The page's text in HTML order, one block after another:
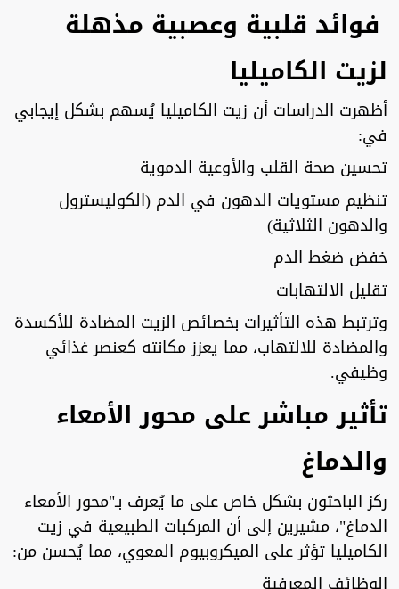
فوائد قلبية وعصبية مذهلة
لزيت الكاميليا
أظهرت الدراسات أن زيت الكاميليا يُسهم بشكل إيجابي
في:
تحسين صحة القلب والأوعية الدموية
تنظيم مستويات الدهون في الدم (الكوليسترول
والدهون الثلاثية)
خفض ضغط الدم
تقليل الالتهابات
وترتبط هذه التأثيرات بخصائص الزيت المضادة للأكسدة
والمضادة للالتهاب، مما يعزز مكانته كعنصر غذائي
وظيفي.
تأثير مباشر على محور الأمعاء
والدماغ
ركز الباحثون بشكل خاص على ما يُعرف بـ"محور الأمعاء–
الدماغ"، مشيرين إلى أن المركبات الطبيعية في زيت
الكاميليا تؤثر على الميكروبيوم المعوي، مما يُحسن من: